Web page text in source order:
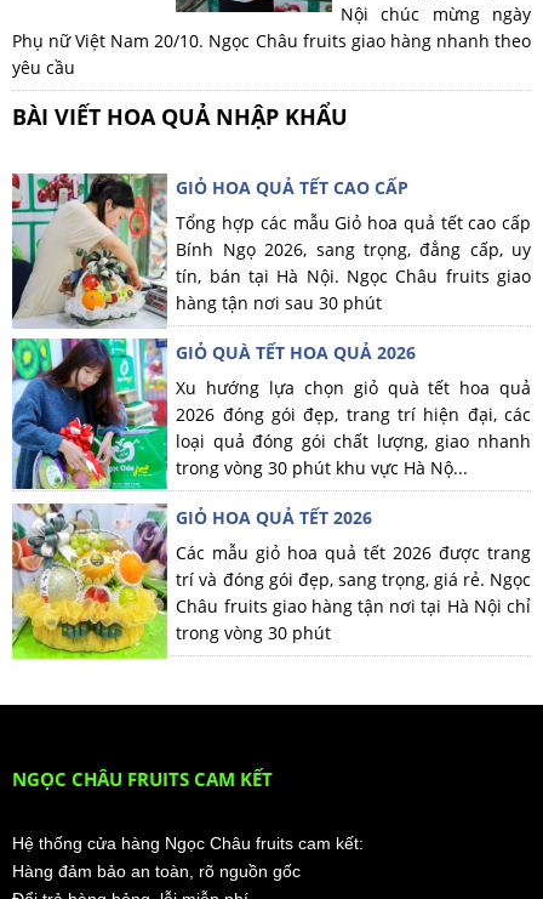
Nội chúc mừng ngày
Phụ nữ Việt Nam 20/10. Ngọc Châu fruits giao hàng nhanh theo
yêu cầu
BÀI VIẾT HOA QUẢ NHẬP KHẨU
GIỎ HOA QUẢ TẾT CAO CẤP
Tổng hợp các mẫu Giỏ hoa quả tết cao cấp
Bính Ngọ 2026, sang trọng, đẳng cấp, uy
tín, bán tại Hà Nội. Ngọc Châu fruits giao
hàng tận nơi sau 30 phút
GIỎ QUÀ TẾT HOA QUẢ 2026
Xu hướng lựa chọn giỏ quà tết hoa quả
2026 đóng gói đẹp, trang trí hiện đại, các
loại quả đóng gói chất lượng, giao nhanh
trong vòng 30 phút khu vực Hà Nộ...
GIỎ HOA QUẢ TẾT 2026
Các mẫu giỏ hoa quả tết 2026 được trang
trí và đóng gói đẹp, sang trọng, giá rẻ. Ngọc
Châu fruits giao hàng tận nơi tại Hà Nội chỉ
trong vòng 30 phút
NGỌC CHÂU FRUITS CAM KẾT
Hệ thống cửa hàng Ngọc Châu fruits cam kết:
Hàng đảm bảo an toàn, rõ nguồn gốc